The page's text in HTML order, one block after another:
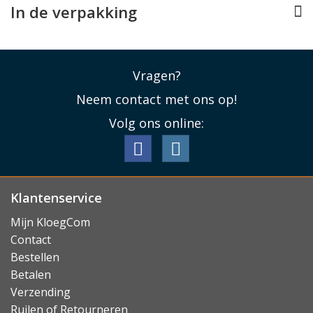
In de verpakking
Vragen?
Neem contact met ons op!
Volg ons online:
Klantenservice
Mijn KloegCom
Contact
Bestellen
Betalen
Verzending
Ruilen of Retourneren